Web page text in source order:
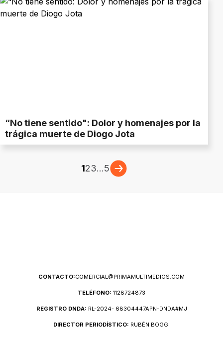
“No tiene sentido": Dolor y homenajes por la
trágica muerte de Diogo Jota
123...5
CONTACTO:COMERCIAL@PRIMAMULTIMEDIOS.COM
TELÉFONO: 1128724873
REGISTRO DNDA: RL-2024- 68304447APN-DNDA#MJ
DIRECTOR PERIODÍSTICO: RUBÉN BOGGI